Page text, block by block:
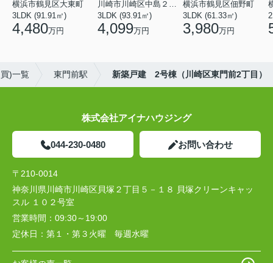
横浜市鶴見区大東町
3LDK (91.91㎡)
4,480万円
3LDK (93.91㎡)
4,099万円
横浜市鶴見区佃野町
3LDK (61.33㎡)
3,980万円
)一覧 東門前駅 新築戸建 2号棟（川崎区東門前2丁目）
株式会社アイナハウジング
044-230-0480 お問い合わせ
〒210-0014
神奈川県川崎市川崎区貝塚２丁目５－１８ 貝塚クリーンキャッ
スル １０２号室
営業時間： 09:30～19:00
定休日： 第１・第３火曜 毎週水曜